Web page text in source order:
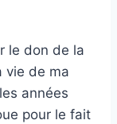
le don de la
vie de ma
années
pour le fait